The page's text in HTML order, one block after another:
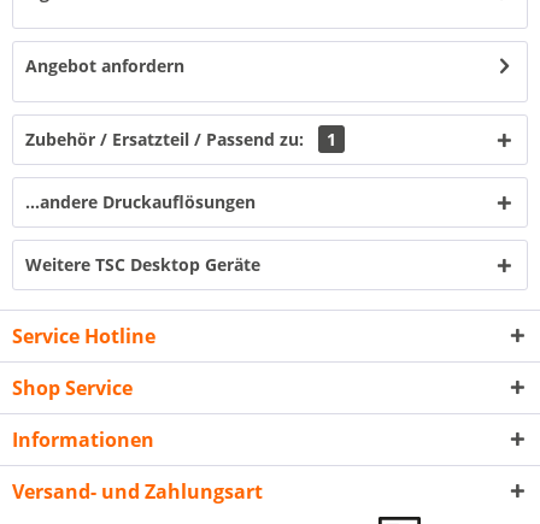
Angebot anfordern
Zubehör / Ersatzteil / Passend zu: 1
...andere Druckauflösungen
Weitere TSC Desktop Geräte
Service Hotline
Shop Service
Informationen
Versand- und Zahlungsart